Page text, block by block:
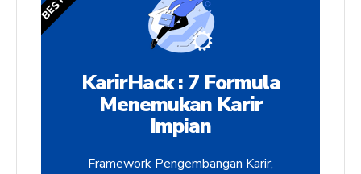
KarirHack : 7 Formula
Menemukan Karir
Impian
Framework Pengembangan Karir,